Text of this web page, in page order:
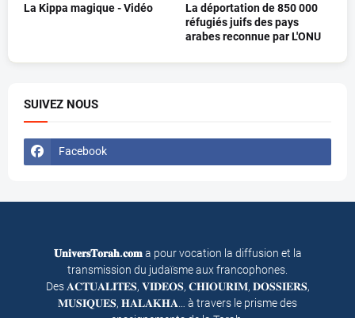
La Kippa magique - Vidéo
La déportation de 850 000
réfugiés juifs des pays
arabes reconnue par L'ONU
SUIVEZ NOUS
Facebook
𝐔𝐧𝐢𝐯𝐞𝐫𝐬𝐓𝐨𝐫𝐚𝐡.𝐜𝐨𝐦a pour vocation la diffusion et la
transmission du judaïsme aux francophones.
Des 𝐀𝐂𝐓𝐔𝐀𝐋𝐈𝐓𝐄𝐒, 𝐕𝐈𝐃𝐄𝐎𝐒, 𝐂𝐇𝐈𝐎𝐔𝐑𝐈𝐌, 𝐃𝐎𝐒𝐒𝐈𝐄𝐑𝐒,
𝐌𝐔𝐒𝐈𝐐𝐔𝐄𝐒, 𝐇𝐀𝐋𝐀𝐊𝐇𝐀… à travers le prisme des